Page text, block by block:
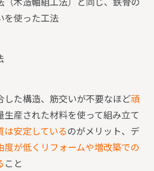
を使った工法
した構造、筋交いが不要なほど頑
生産された材料を使って組み立て
は安定しているのがメリット、デ
度が低くリフォームや増改築での
こと